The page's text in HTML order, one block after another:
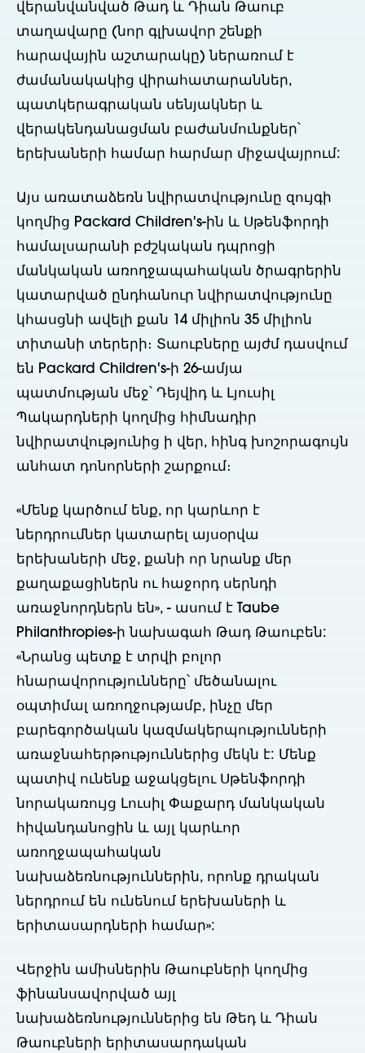
վերանվանված Թադ և Դիան Թաուբ
տաղավարը (նոր գլխավոր շենքի
հարավային աշտարակը) ներառում է
ժամանակակից վիրահատարաններ,
պատկերագրական սենյակներ և
վերակենդանացման բաժանմունքներ՝
երեխաների համար հարմար միջավայրում:
Այս առատաձեռն նվիրատվությունը զույգի
կողմից Packard Children's-ին և Սթենֆորդի
համալսարանի բժշկական դպրոցի
մանկական առողջապահական ծրագրերին
կատարված ընդհանուր նվիրատվությունը
կհասցնի ավելի քան 14 միլիոն 35 միլիոն
տիտանի տերերի։ Տաուբները այժմ դասվում
են Packard Children's-ի 26-ամյա
պատմության մեջ՝ Դեյվիդ և Լյուսիլ
Պակարդների կողմից հիմնադիր
նվիրատվությունից ի վեր, հինգ խոշորագույն
անհատ դոնորների շարքում։
«Մենք կարծում ենք, որ կարևոր է
ներդրումներ կատարել այսօրվա
երեխաների մեջ, քանի որ նրանք մեր
քաղաքացիներն ու հաջորդ սերնդի
առաջնորդներն են», - ասում է Taube
Philanthropies-ի նախագահ Թադ Թաուբեն:
«Նրանց պետք է տրվի բոլոր
հնարավորությունները՝ մեծանալու
օպտիմալ առողջությամբ, ինչը մեր
բարեգործական կազմակերպությունների
առաջնահերթություններից մեկն է: Մենք
պատիվ ունենք աջակցելու Սթենֆորդի
նորակառույց Լուսիլ Փաքարդ մանկական
հիվանդանոցին և այլ կարևոր
առողջապահական
նախաձեռնություններին, որոնք դրական
ներդրում են ունենում երեխաների և
երիտասարդների համար»:
Վերջին ամիսներին Թաուբների կողմից
ֆինանսավորված այլ
նախաձեռնություններից են Թեդ և Դիան
Թաուբների երիտասարդական